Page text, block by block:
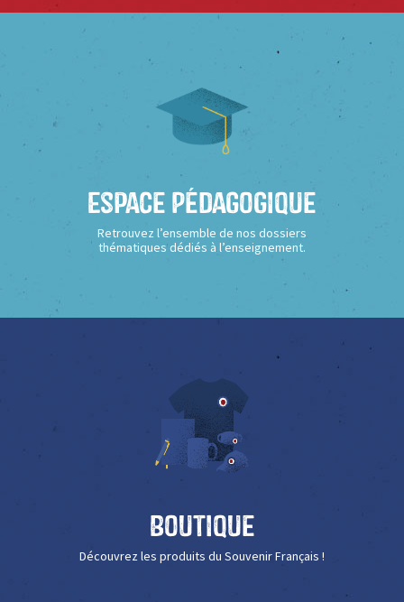
Espace Pédagogique
Retrouvez l’ensemble de nos dossiers
thématiques dédiés à l’enseignement.
Boutique
Découvrez les produits du Souvenir Français !